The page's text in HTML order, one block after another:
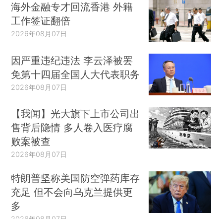
海外金融专才回流香港 外籍
工作签证翻倍
2026年08月07日
因严重违纪违法 李云泽被罢
免第十四届全国人大代表职务
2026年08月07日
【我闻】光大旗下上市公司出
售背后隐情 多人卷入医疗腐
败案被查
2026年08月07日
特朗普坚称美国防空弹药库存
充足 但不会向乌克兰提供更
多